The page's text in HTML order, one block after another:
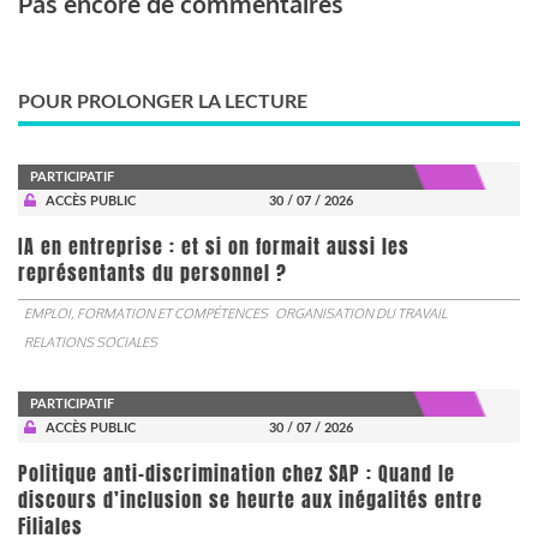
POUR PROLONGER LA LECTURE
PARTICIPATIF
ACCÈS PUBLIC
30 / 07 / 2026
IA en entreprise : et si on formait aussi les
représentants du personnel ?
EMPLOI, FORMATION ET COMPÉTENCES ORGANISATION DU TRAVAIL
RELATIONS SOCIALES
PARTICIPATIF
ACCÈS PUBLIC
30 / 07 / 2026
Politique anti-discrimination chez SAP : Quand le
discours d’inclusion se heurte aux inégalités entre
Filiales